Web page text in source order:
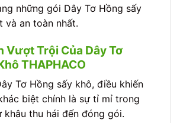
những gói Dây Tơ Hồng sấy
và an toàn nhất.
Vượt Trội Của Dây Tơ
THAPHACO
Tơ Hồng sấy khô, điều khiến
biệt chính là sự tỉ mỉ trong
khâu thu hái đến đóng gói.